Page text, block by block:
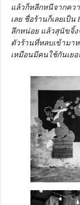
แล้วก็หลีกหนีจากคว
เลย ชื่อร้านก็เลยเป็น
ลึกหน่อย แล้วสุนัขจิ้ง
ตัวร้านที่หลบเข้ามา
เหมือนมีคนใช้กันเยอ